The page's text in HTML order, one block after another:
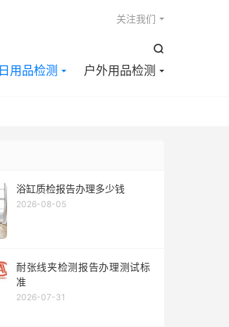

日用品检测 户外用品检测
关注我们
浴缸质检报告办理多少钱
2026-08-05
耐张线夹检测报告办理测试标
准
2026-07-31